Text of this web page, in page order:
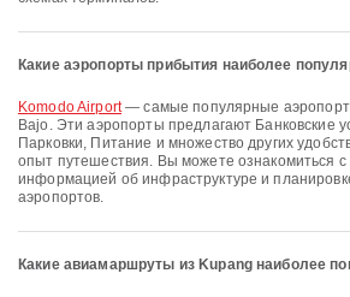
Какие аэропорты прибытия наиболее
Komodo Airport— самые популярные
Bajo. Эти аэропорты предлагают Банковские
Парковки, Питание и множество других
опыт путешествия. Вы можете ознакомиться
информацией об инфраструктуре и
аэропортов.
Какие авиамаршруты из Kupang наиболее